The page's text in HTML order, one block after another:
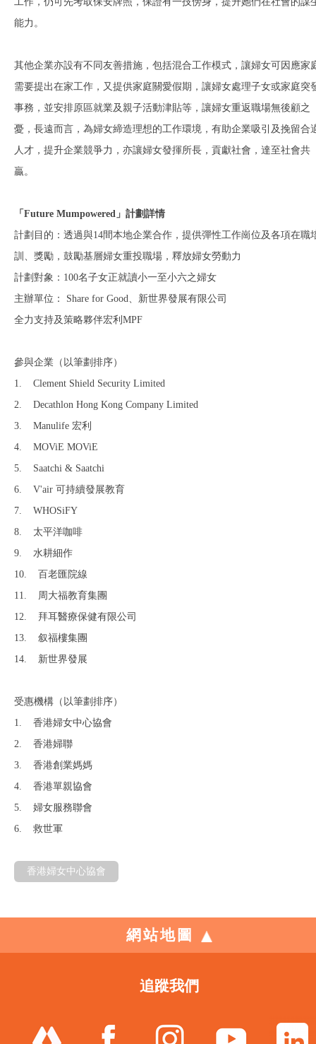
能力。
其他企業亦設有不同友善措施，包括混合工作模式，讓婦女可因應家
需要提出在家工作，又提供家庭關愛假期，讓婦女處理子女或家庭突
事務，並安排原區就業及親子活動津貼等，讓婦女重返職場無後顧之
憂，長遠而言，為婦女締造理想的工作環境，有助企業吸引及挽留合
人才，提升企業競爭力，亦讓婦女發揮所長，貢獻社會，達至社會共
贏。
「Future Mumpowered」計劃詳情
計劃目的：透過與14間本地企業合作，提供彈性工作崗位及各項在職
訓、獎勵，鼓勵基層婦女重投職場，釋放婦女勞動力
計劃對象：100名子女正就讀小一至小六之婦女
主辦單位： Share for Good、新世界發展有限公司
全力支持及策略夥伴宏利MPF
參與企業（以筆劃排序）
1. Clement Shield Security Limited
2. Decathlon Hong Kong Company Limited
3. Manulife 宏利
4. MOViE MOViE
5. Saatchi & Saatchi
6. V'air 可持續發展教育
7. WHOSiFY
8. 太平洋咖啡
9. 水耕細作
10. 百老匯院線
11. 周大福教育集團
12. 拜耳醫療保健有限公司
13. 叙福樓集團
14. 新世界發展
受惠機構（以筆劃排序）
1. 香港婦女中心協會
2. 香港婦聯
3. 香港創業媽媽
4. 香港單親協會
5. 婦女服務聯會
6. 救世軍
香港婦女中心協會
網站地圖
追蹤我們